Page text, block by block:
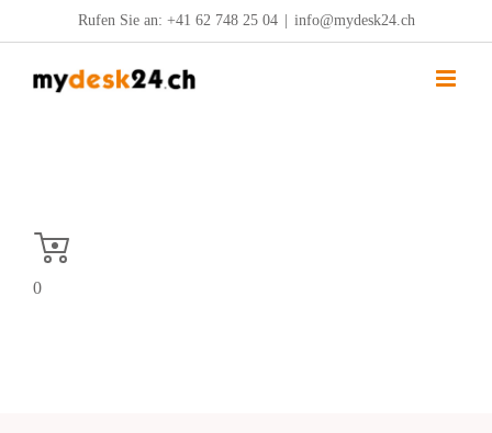
Inhalt
springen
Rufen Sie an: +41 62 748 25 04 info@mydesk24.ch
0